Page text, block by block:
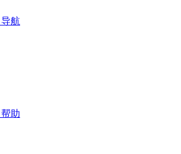
导航
帮助